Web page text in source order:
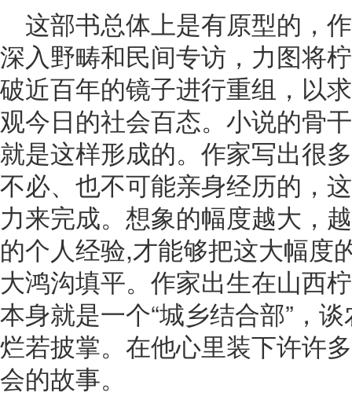
这部书总体上是有原型的，
深入野畴和民间专访，力图将
破近百年的镜子进行重组，以
观今日的社会百态。小说的骨
就是这样形成的。作家写出很
不必、也不可能亲身经历的，
力来完成。想象的幅度越大，
的个人经验,才能够把这大幅度
大鸿沟填平。作家出生在山西
本身就是一个“城乡结合部”，
烂若披掌。在他心里装下许许
会的故事。